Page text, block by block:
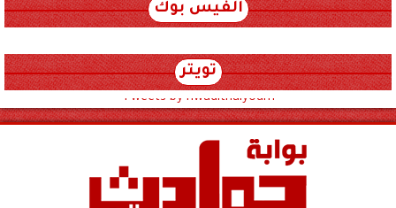
الفيس بوك
تويتر
Tweets by hwadithalyoum